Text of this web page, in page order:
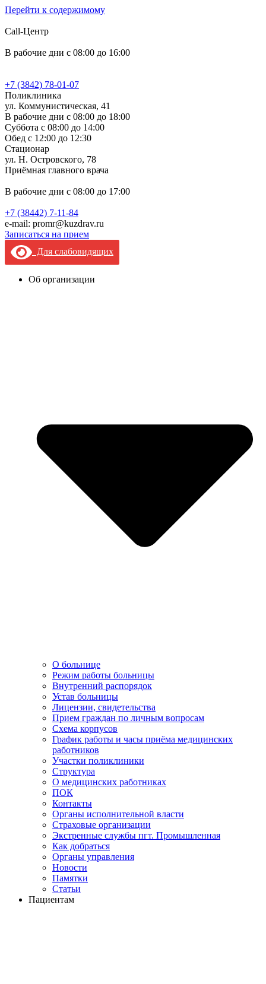
Перейти к содержимому
Call-Центр
В рабочие дни с 08:00 до 16:00
+7 (3842) 78-01-07
Поликлиника
ул. Коммунистическая, 41
В рабочие дни с 08:00 до 18:00
Суббота с 08:00 до 14:00
Обед с 12:00 до 12:30
Стационар
ул. Н. Островского, 78
Приёмная главного врача
В рабочие дни с 08:00 до 17:00
+7 (38442) 7-11-84
e-mail: promr@kuzdrav.ru
Записаться на прием
Для слабовидящих
Об организации
О больнице
Режим работы больницы
Внутренний распорядок
Устав больницы
Лицензии, свидетельства
Прием граждан по личным вопросам
Схема корпусов
График работы и часы приёма медицинских
работников
Участки поликлиники
Структура
О медицинских работниках
ПОК
Контакты
Органы исполнительной власти
Страховые организации
Экстренные службы пгт. Промышленная
Как добраться
Органы управления
Новости
Памятки
Статьи
Пациентам